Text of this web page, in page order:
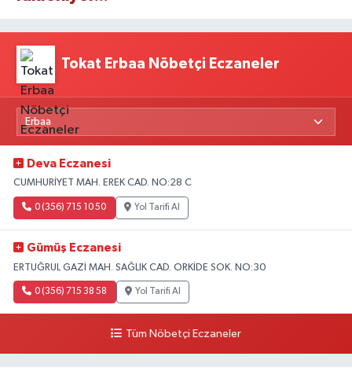
Tokat Erbaa Nöbetçi Eczaneler
Deva Eczanesi
CUMHURİYET MAH. EREK CAD. NO:28 C
0 (356) 715 10 50 Yol Tarifi Al
Gümüş Eczanesi
ERTUĞRUL GAZİ MAH. SAĞLIK CAD. ORKİDE SOK. NO:30
0 (356) 715 38 58 Yol Tarifi Al
Tüm Nöbetçi Eczaneler